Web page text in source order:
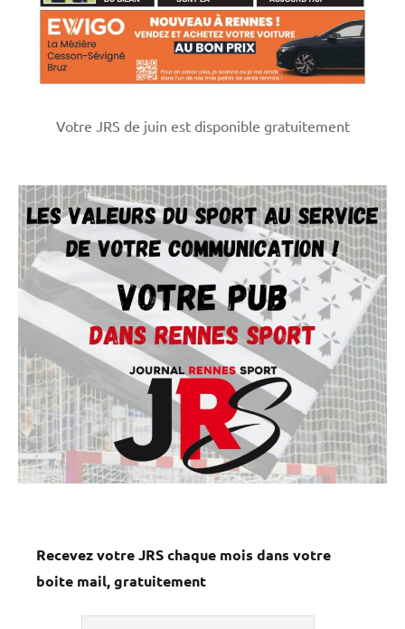
Votre JRS de juin est disponible gratuitement
Recevez votre JRS chaque mois dans votre
boite mail, gratuitement